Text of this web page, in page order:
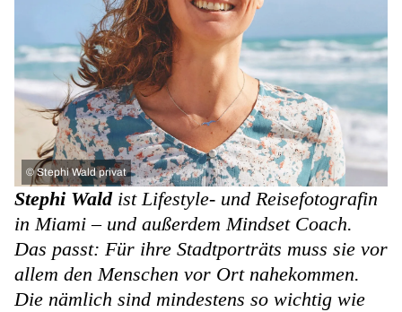
© Stephi Wald privat
Stephi Waldist Lifestyle- und Reisefotografin
in Miami – und außerdem Mindset Coach.
Das passt: Für ihre Stadtporträts muss sie vor
allem den Menschen vor Ort nahekommen.
Die nämlich sind mindestens so wichtig wie